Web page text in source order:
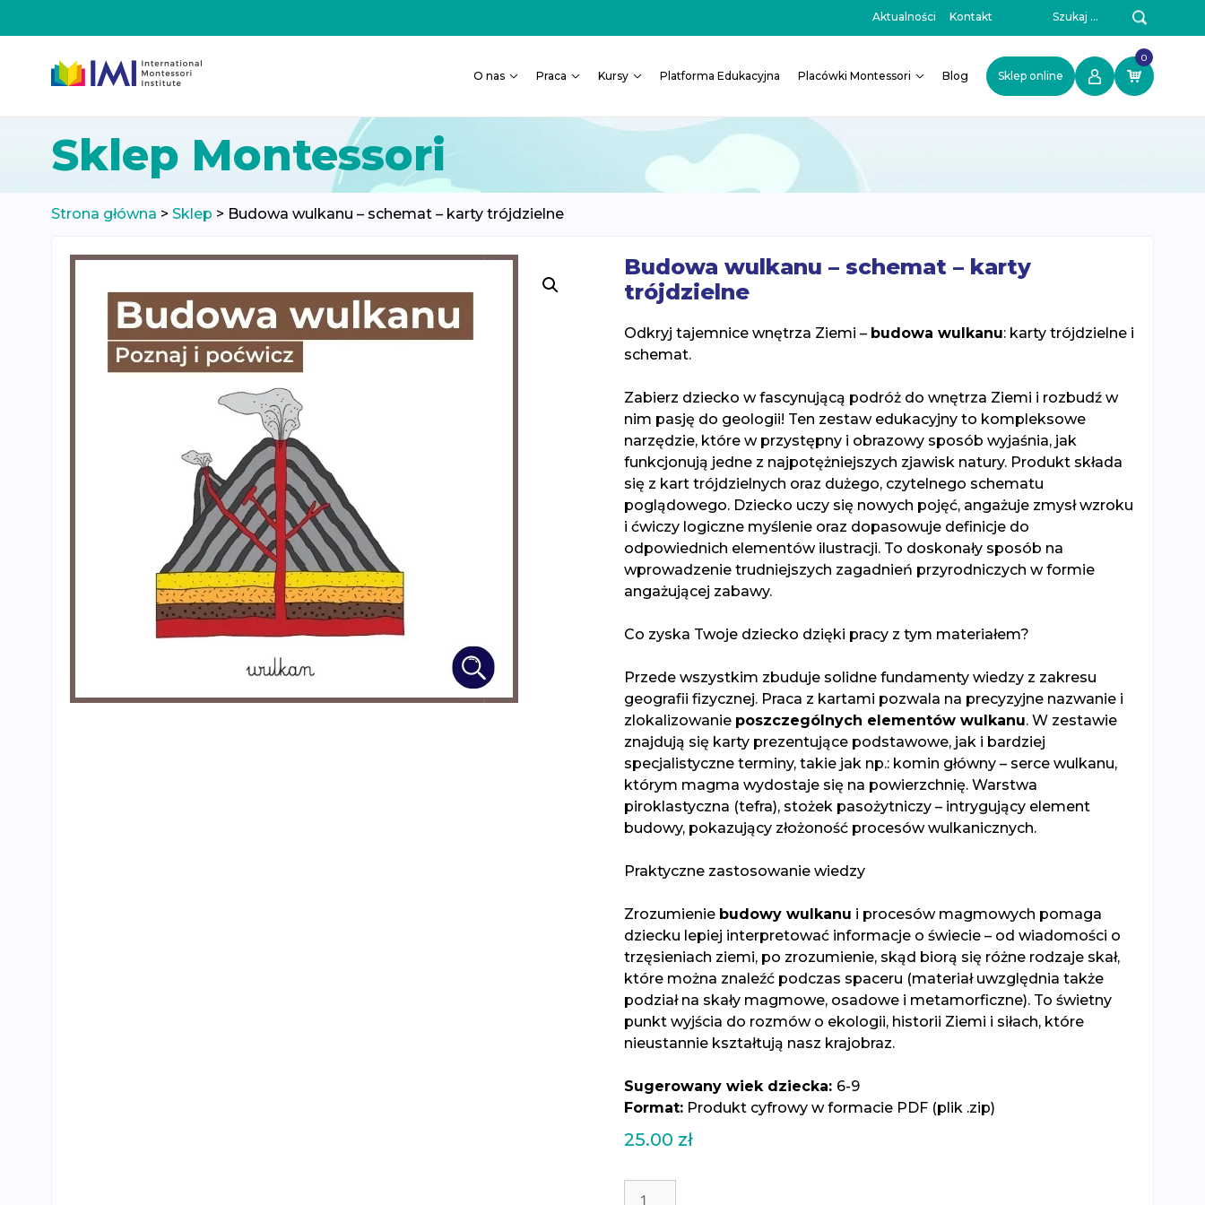
Aktualności Kontakt
O nas Praca Kursy Platforma Edukacyjna Placówki Montessori Blog Sklep online
0
Sklep Montessori
Strona główna > Sklep > Budowa wulkanu – schemat – karty trójdzielne
Budowa wulkanu – schemat – karty
trójdzielne
Odkryj tajemnice wnętrza Ziemi – budowa wulkanu: karty trójdzielne i
schemat.
Zabierz dziecko w fascynującą podróż do wnętrza Ziemi i rozbudź w
nim pasję do geologii! Ten zestaw edukacyjny to kompleksowe
narzędzie, które w przystępny i obrazowy sposób wyjaśnia, jak
funkcjonują jedne z najpotężniejszych zjawisk natury. Produkt składa
się z kart trójdzielnych oraz dużego, czytelnego schematu
poglądowego. Dziecko uczy się nowych pojęć, angażuje zmysł wzroku
i ćwiczy logiczne myślenie oraz dopasowuje definicje do
odpowiednich elementów ilustracji. To doskonały sposób na
wprowadzenie trudniejszych zagadnień przyrodniczych w formie
angażującej zabawy.
Co zyska Twoje dziecko dzięki pracy z tym materiałem?
Przede wszystkim zbuduje solidne fundamenty wiedzy z zakresu
geografii fizycznej. Praca z kartami pozwala na precyzyjne nazwanie i
zlokalizowanie poszczególnych elementów wulkanu. W zestawie
znajdują się karty prezentujące podstawowe, jak i bardziej
specjalistyczne terminy, takie jak np.: komin główny – serce wulkanu,
którym magma wydostaje się na powierzchnię. Warstwa
piroklastyczna (tefra), stożek pasożytniczy – intrygujący element
budowy, pokazujący złożoność procesów wulkanicznych.
Praktyczne zastosowanie wiedzy
Zrozumienie budowy wulkanu i procesów magmowych pomaga
dziecku lepiej interpretować informacje o świecie – od wiadomości o
trzęsieniach ziemi, po zrozumienie, skąd biorą się różne rodzaje skał,
które można znaleźć podczas spaceru (materiał uwzględnia także
podział na skały magmowe, osadowe i metamorficzne). To świetny
punkt wyjścia do rozmów o ekologii, historii Ziemi i siłach, które
nieustannie kształtują nasz krajobraz.
Sugerowany wiek dziecka: 6-9
Format:Produkt cyfrowy w formacie PDF (plik .zip)
25.00 zł